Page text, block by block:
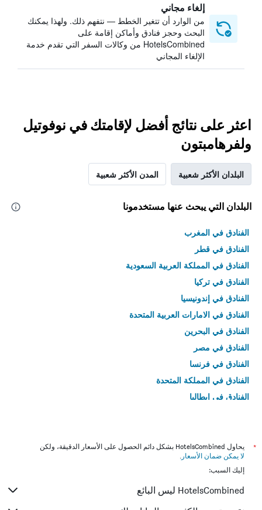
إلغاء مجاني
من الوارد أن تتغير الخطط — نتفهم ذلك. ولهذا يمكنك
البحث وحجز فنادق وأماكن إقامة على
HotelsCombined من وكالات السفر التي تقدم خدمة
الإلغاء المجاني
اعثر على نتائج أفضل لإقامتك في نوفوتيل
ولفرهامبتون
البلدان الأكثر شعبية المدن الأكثر شعبية
البلدان التي يبحث عنها مستخدمونا
الفنادق في المغرب
الفنادق في قطر
الفنادق في المملكة العربية السعودية
الفنادق في تركيا
الفنادق في إندونيسيا
الفنادق في الامارات العربية المتحدة
الفنادق في البحرين
الفنادق في مصر
الفنادق في فرنسا
الفنادق في المملكة المتحدة
الفنادق في إيطاليا
*
يحاول HotelsCombined بشكل دائم الحصول على الأسعار الدقيقة، ولكن
لا يمكن ضمان الأسعار .
إليك السبب:
HotelsCombined ليس البائع